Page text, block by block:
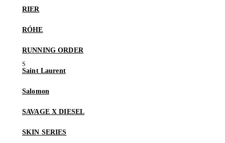
RIER
RÓHE
RUNNING ORDER
Saint Laurent
Salomon
SAVAGE X DIESEL
SKIN SERIES